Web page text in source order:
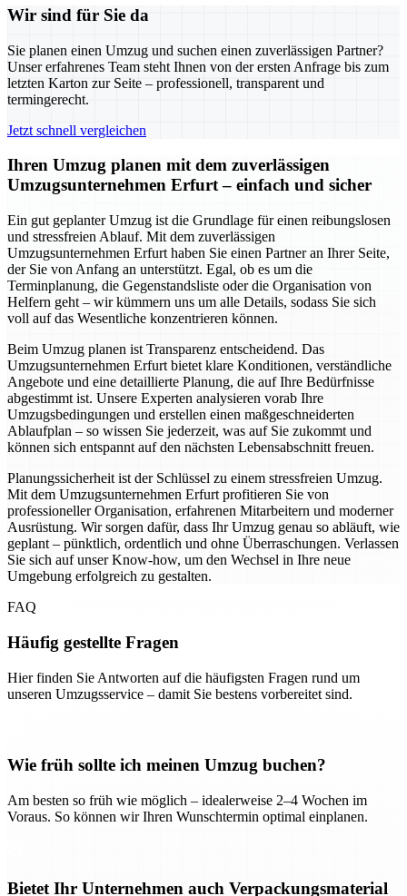
Wir sind für Sie da
Sie planen einen Umzug und suchen einen zuverlässigen Partner?
Unser erfahrenes Team steht Ihnen von der ersten Anfrage bis zum
letzten Karton zur Seite – professionell, transparent und
termingerecht.
Jetzt schnell vergleichen
Ihren Umzug planen mit dem zuverlässigen
Umzugsunternehmen Erfurt – einfach und sicher
Ein gut geplanter Umzug ist die Grundlage für einen reibungslosen
und stressfreien Ablauf. Mit dem zuverlässigen
Umzugsunternehmen Erfurt haben Sie einen Partner an Ihrer Seite,
der Sie von Anfang an unterstützt. Egal, ob es um die
Terminplanung, die Gegenstandsliste oder die Organisation von
Helfern geht – wir kümmern uns um alle Details, sodass Sie sich
voll auf das Wesentliche konzentrieren können.
Beim Umzug planen ist Transparenz entscheidend. Das
Umzugsunternehmen Erfurt bietet klare Konditionen, verständliche
Angebote und eine detaillierte Planung, die auf Ihre Bedürfnisse
abgestimmt ist. Unsere Experten analysieren vorab Ihre
Umzugsbedingungen und erstellen einen maßgeschneiderten
Ablaufplan – so wissen Sie jederzeit, was auf Sie zukommt und
können sich entspannt auf den nächsten Lebensabschnitt freuen.
Planungssicherheit ist der Schlüssel zu einem stressfreien Umzug.
Mit dem Umzugsunternehmen Erfurt profitieren Sie von
professioneller Organisation, erfahrenen Mitarbeitern und moderner
Ausrüstung. Wir sorgen dafür, dass Ihr Umzug genau so abläuft, wie
geplant – pünktlich, ordentlich und ohne Überraschungen. Verlassen
Sie sich auf unser Know-how, um den Wechsel in Ihre neue
Umgebung erfolgreich zu gestalten.
FAQ
Häufig gestellte Fragen
Hier finden Sie Antworten auf die häufigsten Fragen rund um
unseren Umzugsservice – damit Sie bestens vorbereitet sind.
Wie früh sollte ich meinen Umzug buchen?
Am besten so früh wie möglich – idealerweise 2–4 Wochen im
Voraus. So können wir Ihren Wunschtermin optimal einplanen.
Bietet Ihr Unternehmen auch Verpackungsmaterial